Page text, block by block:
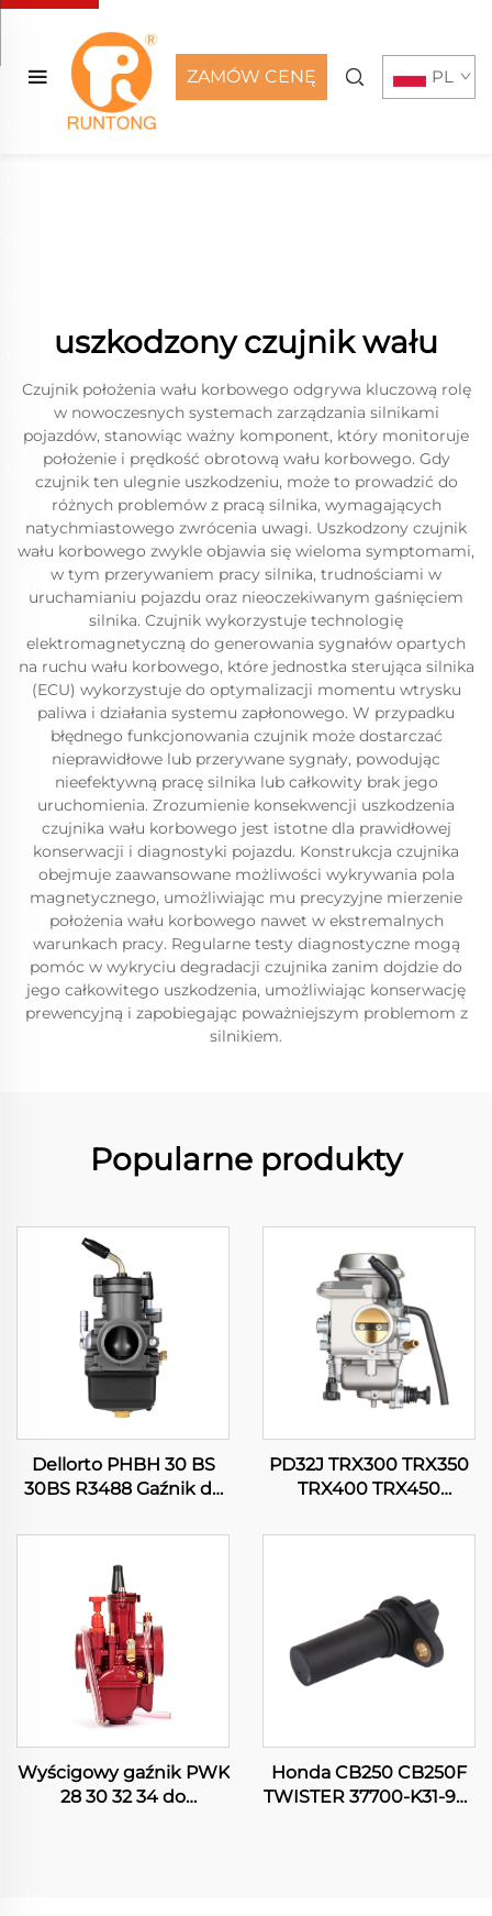
ZAMÓW CENĘ PL
uszkodzony czujnik wału
Czujnik położenia wału korbowego odgrywa kluczową rolę
w nowoczesnych systemach zarządzania silnikami
pojazdów, stanowiąc ważny komponent, który monitoruje
położenie i prędkość obrotową wału korbowego. Gdy
czujnik ten ulegnie uszkodzeniu, może to prowadzić do
różnych problemów z pracą silnika, wymagających
natychmiastowego zwrócenia uwagi. Uszkodzony czujnik
wału korbowego zwykle objawia się wieloma symptomami,
w tym przerywaniem pracy silnika, trudnościami w
uruchamianiu pojazdu oraz nieoczekiwanym gaśnięciem
silnika. Czujnik wykorzystuje technologię
elektromagnetyczną do generowania sygnałów opartych
na ruchu wału korbowego, które jednostka sterująca silnika
(ECU) wykorzystuje do optymalizacji momentu wtrysku
paliwa i działania systemu zapłonowego. W przypadku
błędnego funkcjonowania czujnik może dostarczać
nieprawidłowe lub przerywane sygnały, powodując
nieefektywną pracę silnika lub całkowity brak jego
uruchomienia. Zrozumienie konsekwencji uszkodzenia
czujnika wału korbowego jest istotne dla prawidłowej
konserwacji i diagnostyki pojazdu. Konstrukcja czujnika
obejmuje zaawansowane możliwości wykrywania pola
magnetycznego, umożliwiając mu precyzyjne mierzenie
położenia wału korbowego nawet w ekstremalnych
warunkach pracy. Regularne testy diagnostyczne mogą
pomóc w wykryciu degradacji czujnika zanim dojdzie do
jego całkowitego uszkodzenia, umożliwiając konserwację
prewencyjną i zapobiegając poważniejszym problemom z
silnikiem.
Popularne produkty
Dellorto PHBH 30 BS
30BS R3488 Gaźnik do
skutera, silnika
PD32J TRX300 TRX350
TRX400 TRX450
Foreman 300 350 400
Wyścigowy gaźnik PWK
28 30 32 34 do
Honda CB250 CB250F
TWISTER 37700-K31-901